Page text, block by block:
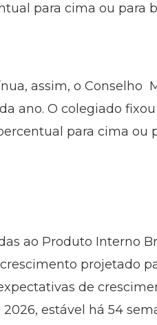
para cima ou para
assim, o Conselho
ano. O colegiado
para cima ou
ao Produto Interno
projetado
de
estável há 54